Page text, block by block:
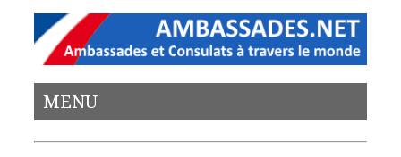
MENU